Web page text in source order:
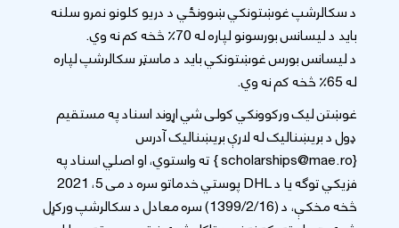
د سکالرشپ غوښتونکي ښوونځي د دریو کلونو نمرو سلنه
باید د لیسانس بورسونو لپاره له 70٪ څخه کم نه وي.
د لیسانس بورس غوښتونکي باید د ماسټر سکالرشپ لپاره
له 65٪ څخه کم نه وي.
غوښتن لیک ورکوونکي کولی شي اړوند اسناد په مستقیم
ډول د بریښنالیک له لارې بریښنالیک آدرس
{scholarships@mae.ro } ته واستوي، او اصلي اسناد په
فزیکي توګه یا د DHL پوستي خدماتو سره د می 5، 2021
څخه مخکې، د (1399/2/16) سره معادل د سکالرشپ ورکړل